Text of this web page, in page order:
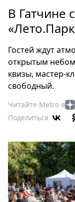
Мир
Еда
Мода
Театр
Кино
Книги
О
В Гатчине
Гостей ждут
открытым
квизы, мастер-
свободный.
Читайте Metro в
Поделиться